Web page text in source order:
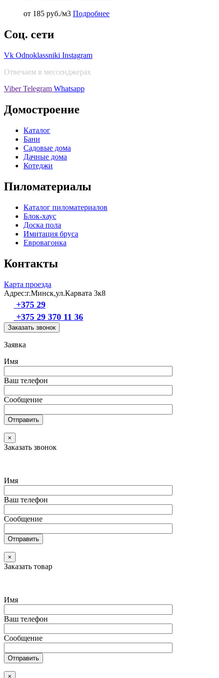
от 185 руб./м3 Подробнее
Соц. сети
Vk Odnoklassniki Instagram
Отвечаем в мессенджерах
Viber Telegram Whatsapp
Домостроение
Каталог
Бани
Садовые дома
Дачные дома
Котеджи
Пиломатериалы
Каталог пиломатериалов
Блок-хаус
Доска пола
Имитация бруса
Евровагонка
Контакты
Карта проезда
Адрес:г.Минск,ул.Карвата 3к8
+375 29
+375 29 370 11 36
Заказать звонок
Заявка
Имя
Ваш телефон
Сообщение
×
Заказать звонок
Имя
Ваш телефон
Сообщение
×
Заказать товар
Имя
Ваш телефон
Сообщение
×